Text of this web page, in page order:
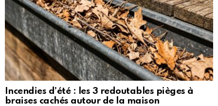
Incendies d’été : les 3 redoutables pièges à
braises cachés autour de la maison